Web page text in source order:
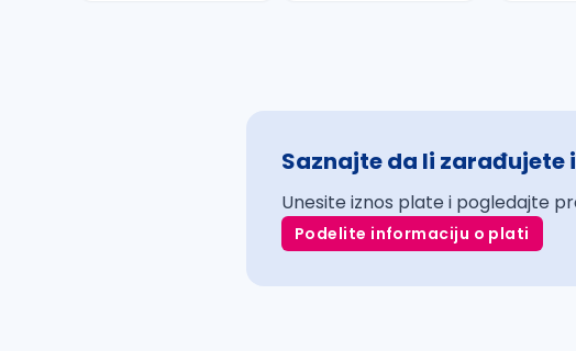
Saznajte da li zarađujete
Unesite iznos plate i pogledajte
Podelite informaciju o plati